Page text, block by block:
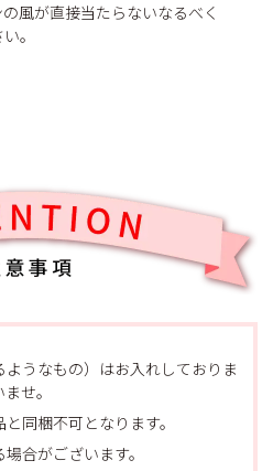
風が直接当たらないなるべく
。
うなもの）はお入れしておりま
せ。
同梱不可となります。
合がございます。